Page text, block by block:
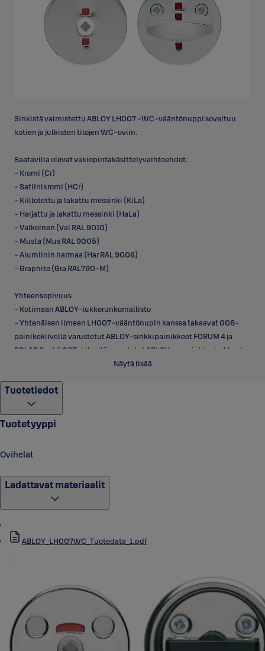
Sinkistä valmistettu ABLOY LH007 -WC-vääntönuppi soveltuu
kotien ja julkisten tilojen WC-oviin.
Saatavilla olevat vakiopintakäsittelyvaihtoehdot:
- Kromi (Cr)
- Satiinikromi (HCr)
- Kiillotettu ja lakattu messinki (KiLa)
- Harjattu ja lakattu messinki (HaLa)
- Valkoinen (Val RAL 9010)
- Musta (Mus RAL 9005)
- Alumiinin harmaa (Har RAL 9006)
- Graphite (Gra RAL790-M)
Yhteensopivuus:
- Kotimaan ABLOY-lukkorunkomallisto
- Yhtenäisen ilmeen LH007-vääntönupin kanssa takaavat 008-
painikekilvellä varustetut ABLOY-sinkkipainikkeet FORUM 4 ja
POLAR 6 sekä 007-kilvellä varustetut ABLOY-messinkipainikkeet.
Oven heloihin suunniteltu antimikrobinen ABLOY ACTIVE -pinnoite
tuhoaa tehokkaasti bakteeriperäisiä taudinaiheuttajia sen
sisältämän hopean ansiosta. Sen lisäksi, että hopea on tehokas
ainesosa bakteereja vastaan, se on myös 100 % turvallinen
ABLOY-rakennushelojen maalatuista perusväreistä sekä lakatuista
Näytä lisää
Tuotetiedot
Tuotetyyppi
Ovihelat
Ladattavat materiaalit
ABLOY_LH007WC_Tuotedata_1.pdf